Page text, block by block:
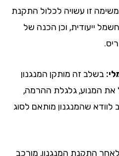
זו עשויה לכלול התקנת
וכן הכנה של
זה מותקן המנגנון
גלגלת ההרמה,
שהמנגנון מותאם לסוג
המנגנון, מורכב